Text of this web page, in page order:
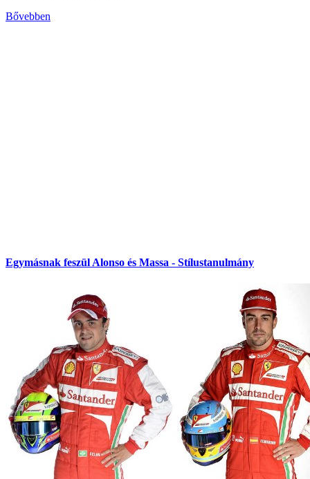
Bővebben
Egymásnak feszül Alonso és Massa - Stílustanulmány